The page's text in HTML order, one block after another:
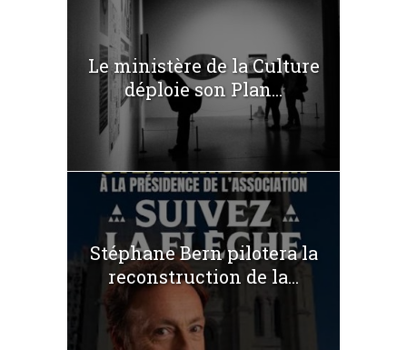
Le ministère de la Culture
déploie son Plan...
Stéphane Bern pilotera la
reconstruction de la...